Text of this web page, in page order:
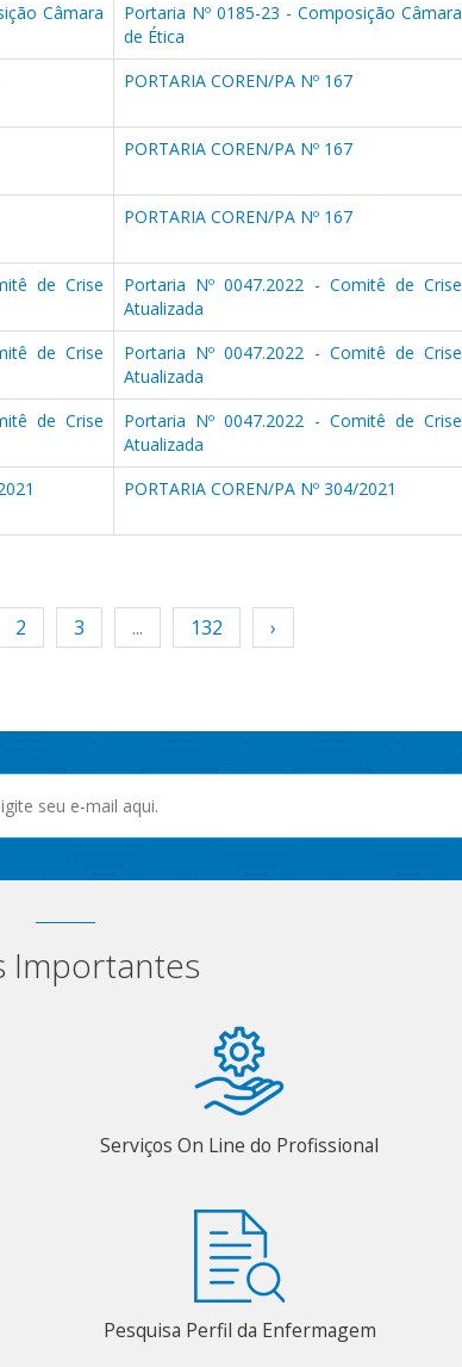
Câmara
Portaria Nº 0185-23 - Composição Câmara
de Ética
PORTARIA COREN/PA Nº 167
PORTARIA COREN/PA Nº 167
PORTARIA COREN/PA Nº 167
de Crise
Portaria Nº 0047.2022 - Comitê de Crise
Atualizada
de Crise
Portaria Nº 0047.2022 - Comitê de Crise
Atualizada
de Crise
Portaria Nº 0047.2022 - Comitê de Crise
Atualizada
PORTARIA COREN/PA Nº 304/2021
2 3 ... 132 ›
Importantes
Serviços On Line do Profissional
Pesquisa Perfil da Enfermagem